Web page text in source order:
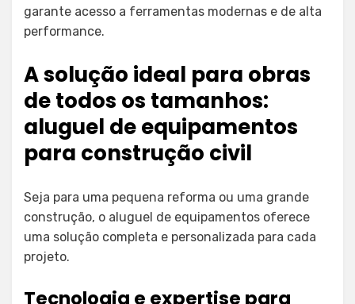
garante acesso a ferramentas modernas e de alta
performance.
A solução ideal para obras
de todos os tamanhos:
aluguel de equipamentos
para construção civil
Seja para uma pequena reforma ou uma grande
construção, o aluguel de equipamentos oferece
uma solução completa e personalizada para cada
projeto.
Tecnologia e expertise para